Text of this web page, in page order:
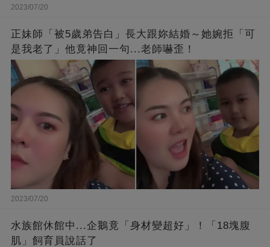
2023/07/20
正妹師「被5歲弟告白」長大跟妳結婚～她婉拒「可
是我老了」他竟神回一句...老師嚇歪！
2023/07/20
水族館休館中...企鵝竟「身材變超好」！「18塊腹
肌」飼育員說話了